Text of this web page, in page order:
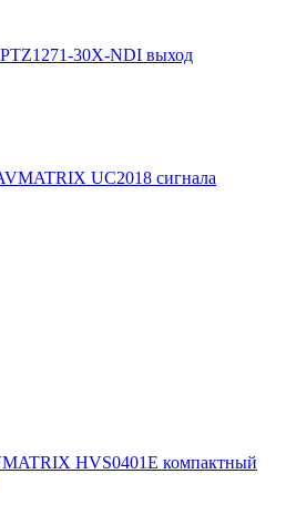
30X-NDI выход
UC2018 сигнала
HVS0401E компактный